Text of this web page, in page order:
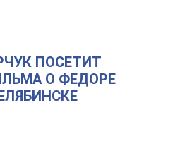
ПОСЕТИТ
О ФЕДОРЕ